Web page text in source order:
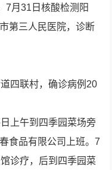
7月31日核酸检测阳
第三人民医院，诊断
四联村，确诊病例20
上午到四季园菜场旁
食品有限公司上班。7
诊疗，后到四季园菜